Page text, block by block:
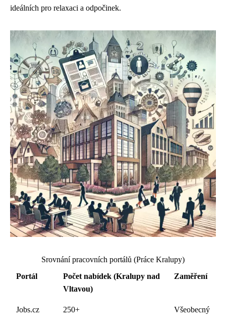
ideálních pro relaxaci a odpočinek.
Srovnání pracovních portálů (Práce Kralupy)
Portál
Počet nabídek (Kralupy nad
Vltavou)
Zaměření
Jobs.cz 250+ Všeobecný